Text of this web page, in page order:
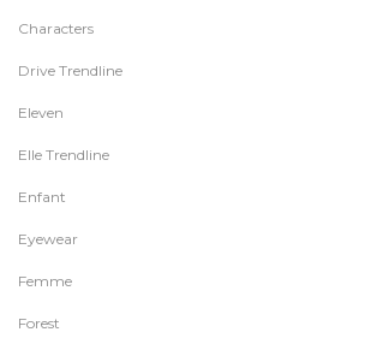
Characters
Drive Trendline
Eleven
Elle Trendline
Enfant
Eyewear
Femme
Forest